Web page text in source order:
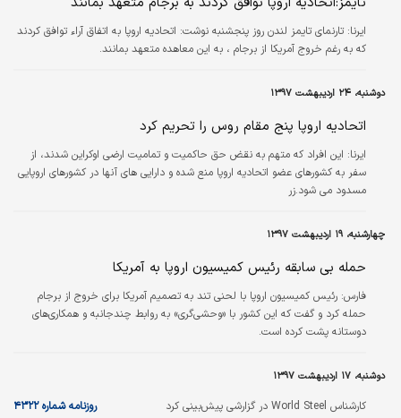
ایرنا: تارنمای تایمز لندن روز پنجشنبه نوشت: اتحادیه اروپا به ‌اتفاق آراء توافق کردند
که به ‌رغم خروج آمریکا از برجام ، به این معاهده متعهد بمانند.
دوشنبه، ۲۴ اردیبهشت ۱۳۹۷
اتحادیه اروپا پنج مقام روس را تحریم کرد
ایرنا: این افراد که متهم به نقض حق حاکمیت و تمامیت ارضی اوکراین شدند، از
سفر به کشورهای عضو اتحادیه اروپا منع شده و دارایی های آنها در کشورهای اروپایی
مسدود می شود.زر
چهارشنبه، ۱۹ اردیبهشت ۱۳۹۷
حمله بی سابقه رئیس کمیسیون اروپا به آمریکا
فارس: رئیس کمیسیون اروپا با لحنی تند به تصمیم آمریکا برای خروج از برجام
حمله کرد و گفت که این کشور با «وحشی‌گری» به روابط چندجانبه و همکاری‌های
دوستانه پشت کرده‌ است.
دوشنبه، ۱۷ اردیبهشت ۱۳۹۷
کارشناس World Steel در گزارشی پیش‌بینی کرد روزنامه شماره ۴۳۲۲